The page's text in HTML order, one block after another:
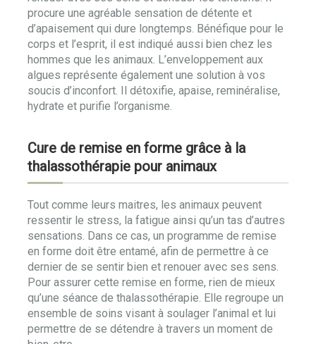
procure une agréable sensation de détente et
d’apaisement qui dure longtemps. Bénéfique pour le
corps et l’esprit, il est indiqué aussi bien chez les
hommes que les animaux. L’enveloppement aux
algues représente également une solution à vos
soucis d’inconfort. Il détoxifie, apaise, reminéralise,
hydrate et purifie l’organisme.
Cure de remise en forme grâce à la
thalassothérapie pour animaux
Tout comme leurs maitres, les animaux peuvent
ressentir le stress, la fatigue ainsi qu’un tas d’autres
sensations. Dans ce cas, un programme de remise
en forme doit être entamé, afin de permettre à ce
dernier de se sentir bien et renouer avec ses sens.
Pour assurer cette remise en forme, rien de mieux
qu’une séance de thalassothérapie. Elle regroupe un
ensemble de soins visant à soulager l’animal et lui
permettre de se détendre à travers un moment de